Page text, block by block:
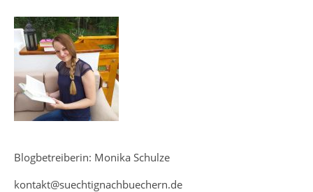
Blogbetreiberin: Monika Schulze
kontakt@suechtignachbuechern.de